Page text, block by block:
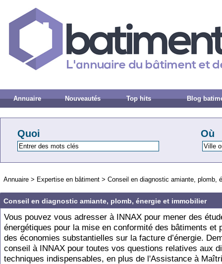
Annuaire Nouveautés Top hits Blog
Quoi Où
Annuaire > Expertise en bâtiment > Conseil en diagnostic amiante, plomb,
Conseil en diagnostic amiante, plomb, énergie et immobilier
Vous pouvez vous adresser à INNAX pour mener des
énergétiques pour la mise en conformité des bâtiments et
des économies substantielles sur la facture d’énergie.
conseil à INNAX pour toutes vos questions relatives aux
techniques indispensables, en plus de l'Assistance à